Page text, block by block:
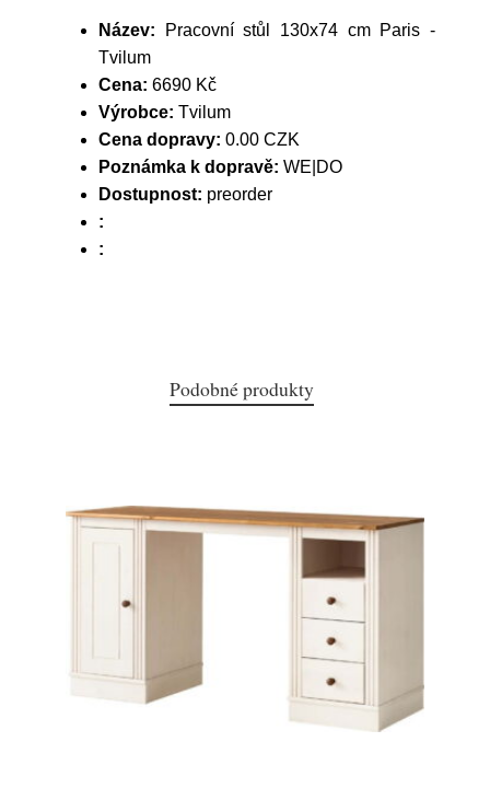
Název: Pracovní stůl 130x74 cm Paris -
Tvilum
Cena: 6690 Kč
Výrobce: Tvilum
Cena dopravy: 0.00 CZK
Poznámka k dopravě: WE|DO
Dostupnost: preorder
:
:
Podobné produkty